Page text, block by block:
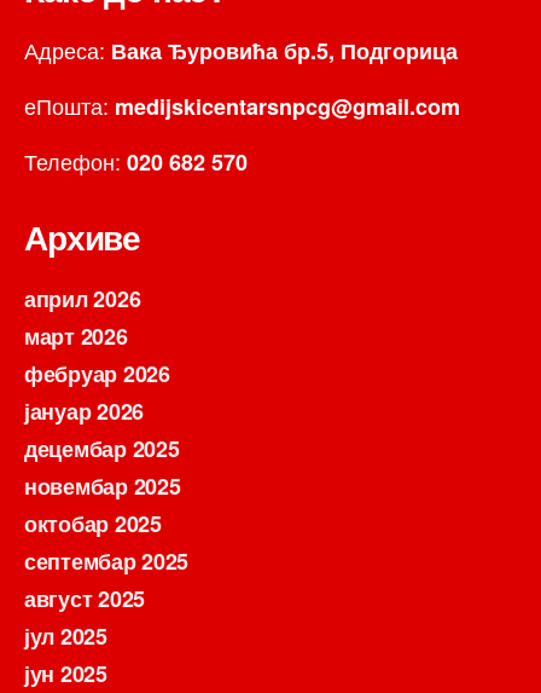
Адреса: Вака Ђуровића бр.5, Подгорица
еПошта: medijskicentarsnpcg@gmail.com
Телефон: 020 682 570
Архиве
април 2026
март 2026
фебруар 2026
јануар 2026
децембар 2025
новембар 2025
октобар 2025
септембар 2025
август 2025
јул 2025
јун 2025